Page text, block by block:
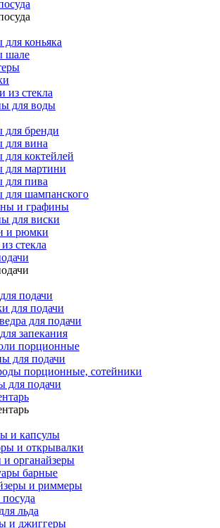
для коньяка
шале
из стекла
для воды
для бренди
для вина
для коктейлей
для мартини
для пива
для шампанского
и графины
для виски
и рюмки
стекла
подачи
для подачи
для подачи
запекания
порционные
для подачи
порционные, сотейники
для подачи
и капсулы
и открывалки
органайзеры
барные
и риммеры
льда
и джиггеры